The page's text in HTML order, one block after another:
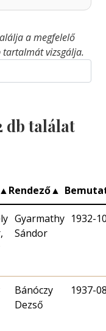
a megfelelő
vizsgálja.
db találat
▲Rendező▲
Gyarmathy
Sándor
1932-
Bánóczy
Dezső
1937-